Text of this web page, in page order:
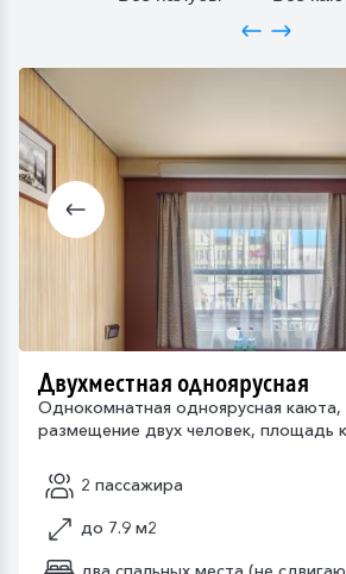
Двухместная одноярусная
Однокомнатная одноярусная каюта,
размещение двух человек, площадь
2 пассажира
до 7.9 м2